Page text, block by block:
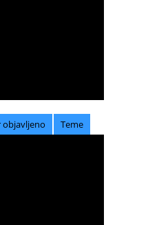
objavljeno Teme